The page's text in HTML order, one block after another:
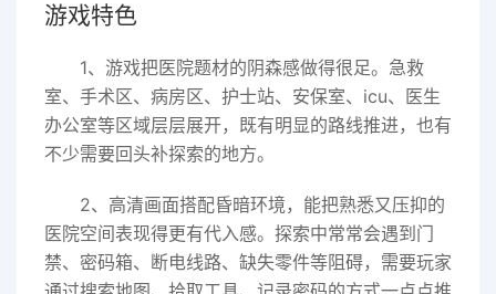
游戏特色
1、游戏把医院题材的阴森感做得很足。急救
室、手术区、病房区、护士站、安保室、icu、医生
办公室等区域层层展开，既有明显的路线推进，也有
不少需要回头补探索的地方。
2、高清画面搭配昏暗环境，能把熟悉又压抑的
医院空间表现得更有代入感。探索中常常会遇到门
禁、密码箱、断电线路、缺失零件等阻碍，需要玩家